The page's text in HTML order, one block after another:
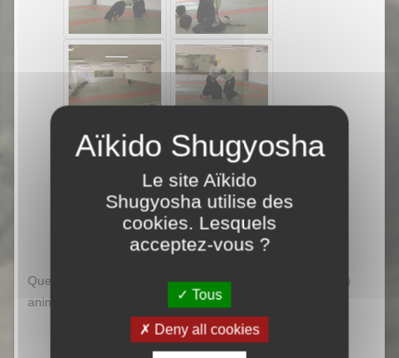
Quelques photographies d’un cours de
)
animé par
Stephen MAGSON senseï :
Le site Aïkido
Shugyosha utilise des
cookies. Lesquels
acceptez-vous ?
Tous
Deny all cookies